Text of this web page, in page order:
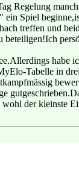
Regelung
Spiel
treffen und
habe
Tabelle in
der kleinste